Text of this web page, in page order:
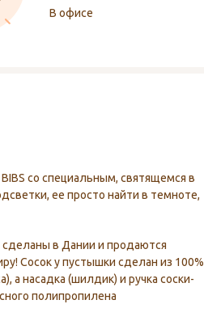
В офисе
со специальным, святящемся в
ее просто найти в темноте,
сделаны в Дании и продаются
Сосок у пустышки сделан из 100%
а насадка (шилдик) и ручка соски-
полипропилена